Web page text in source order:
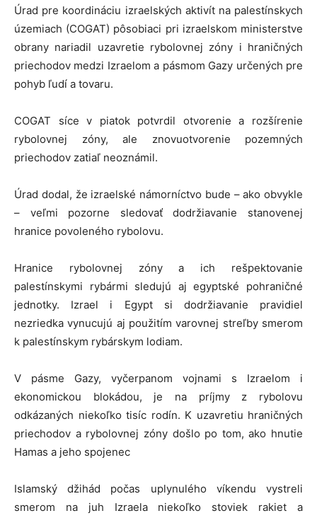
Úrad pre koordináciu izraelských aktivít na palestínskych
územiach (COGAT) pôsobiaci pri izraelskom ministerstve
obrany nariadil uzavretie rybolovnej zóny i hraničných
priechodov medzi Izraelom a pásmom Gazy určených pre
pohyb ľudí a tovaru.
COGAT síce v piatok potvrdil otvorenie a rozšírenie
rybolovnej zóny, ale znovuotvorenie pozemných
priechodov zatiaľ neoznámil.
Úrad dodal, že izraelské námorníctvo bude – ako obvykle
– veľmi pozorne sledovať dodržiavanie stanovenej
hranice povoleného rybolovu.
Hranice rybolovnej zóny a ich rešpektovanie
palestínskymi rybármi sledujú aj egyptské pohraničné
jednotky. Izrael i Egypt si dodržiavanie pravidiel
nezriedka vynucujú aj použitím varovnej streľby smerom
k palestínskym rybárskym lodiam.
V pásme Gazy, vyčerpanom vojnami s Izraelom i
ekonomickou blokádou, je na príjmy z rybolovu
odkázaných niekoľko tisíc rodín. K uzavretiu hraničných
priechodov a rybolovnej zóny došlo po tom, ako hnutie
Hamas a jeho spojenec
Islamský džihád počas uplynulého víkendu vystreli
smerom na juh Izraela niekoľko stoviek rakiet a